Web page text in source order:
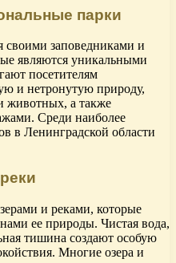
парки
своими заповедниками и
являются уникальными
посетителям
и нетронутую природу,
животных, а также
Среди наиболее
в Ленинградской области
и реками, которые
ее природы. Чистая вода,
тишина создают особую
Многие озера и